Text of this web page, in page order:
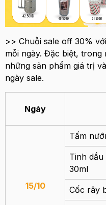
>> Chuỗi sale off 30%
mỗi ngày. Đặc biệt, trong
những sản phẩm giá trị
ngày sale.
Ngày
15/10
Tấm
Tinh dầu
30ml
Cốc rây